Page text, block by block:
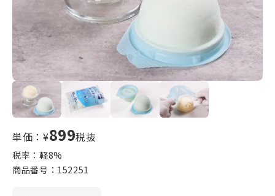
単価：¥899税抜
税率：軽8%
商品番号： 152251